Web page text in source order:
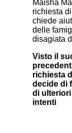
Maisha
richiesta
chiede
delle
disagiata
Visto il
richiesta
decide di
di
intenti